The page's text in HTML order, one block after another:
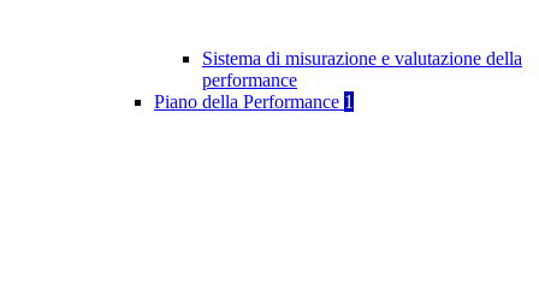
Sistema di misurazione e valutazione della
performance
Piano della Performance 1